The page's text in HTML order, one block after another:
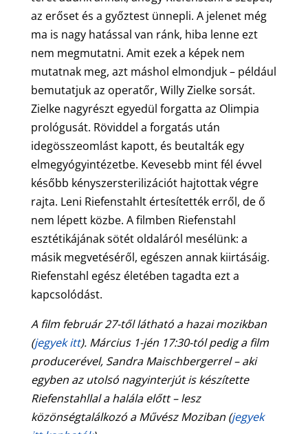
az erőset és a győztest ünnepli. A jelenet még
ma is nagy hatással van ránk, hiba lenne ezt
nem megmutatni. Amit ezek a képek nem
mutatnak meg, azt máshol elmondjuk – például
bemutatjuk az operatőr, Willy Zielke sorsát.
Zielke nagyrészt egyedül forgatta az Olimpia
prológusát. Röviddel a forgatás után
idegösszeomlást kapott, és beutalták egy
elmegyógyintézetbe. Kevesebb mint fél évvel
később kényszersterilizációt hajtottak végre
rajta. Leni Riefenstahlt értesítették erről, de ő
nem lépett közbe. A filmben Riefenstahl
esztétikájának sötét oldaláról mesélünk: a
másik megvetéséről, egészen annak kiirtásáig.
Riefenstahl egész életében tagadta ezt a
kapcsolódást.
A film február 27-től látható a hazai mozikban
(jegyek itt). Március 1-jén 17:30-tól pedig a film
producerével, Sandra Maischbergerrel – aki
egyben az utolsó nagyinterjút is készítette
Riefenstahllal a halála előtt – lesz
közönségtalálkozó a Művész Moziban (jegyek